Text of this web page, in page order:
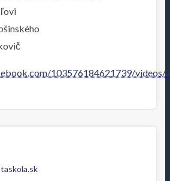
103576184621739/videos/